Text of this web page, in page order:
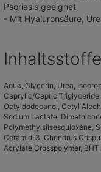
Psoriasis geeignet
- Mit Hyaluronsäure,
Inhaltsstoffe
Aqua, Glycerin, Urea,
Caprylic/Capric
Octyldodecanol, Cetyl
Sodium Lactate,
Polymethylsilsesquioxane,
Ceramid-3, Chondrus
Acrylate Crosspolymer,